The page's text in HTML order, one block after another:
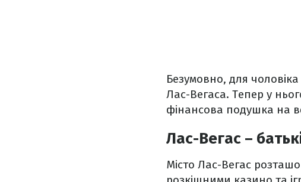
Безумовно, для
Лас-Вегаса. Тепер у
фінансова подушка на
Лас-Вегас –
Місто Лас-Вегас